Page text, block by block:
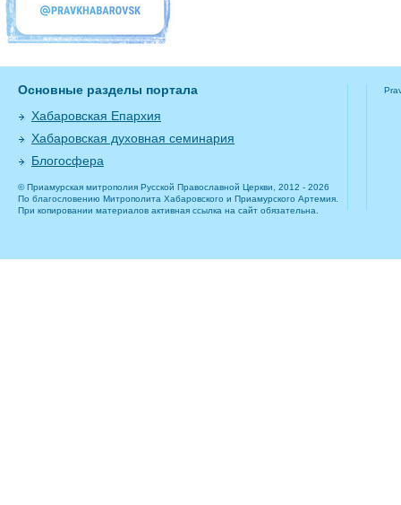
Основные разделы портала
Хабаровская Епархия
Хабаровская духовная семинария
Блогосфера
© Приамурская митрополия Русской Православной Церкви, 2012 - 2026
По благословению Митрополита Хабаровского и Приамурского Артемия.
При копировании материалов активная ссылка на сайт обязательна.